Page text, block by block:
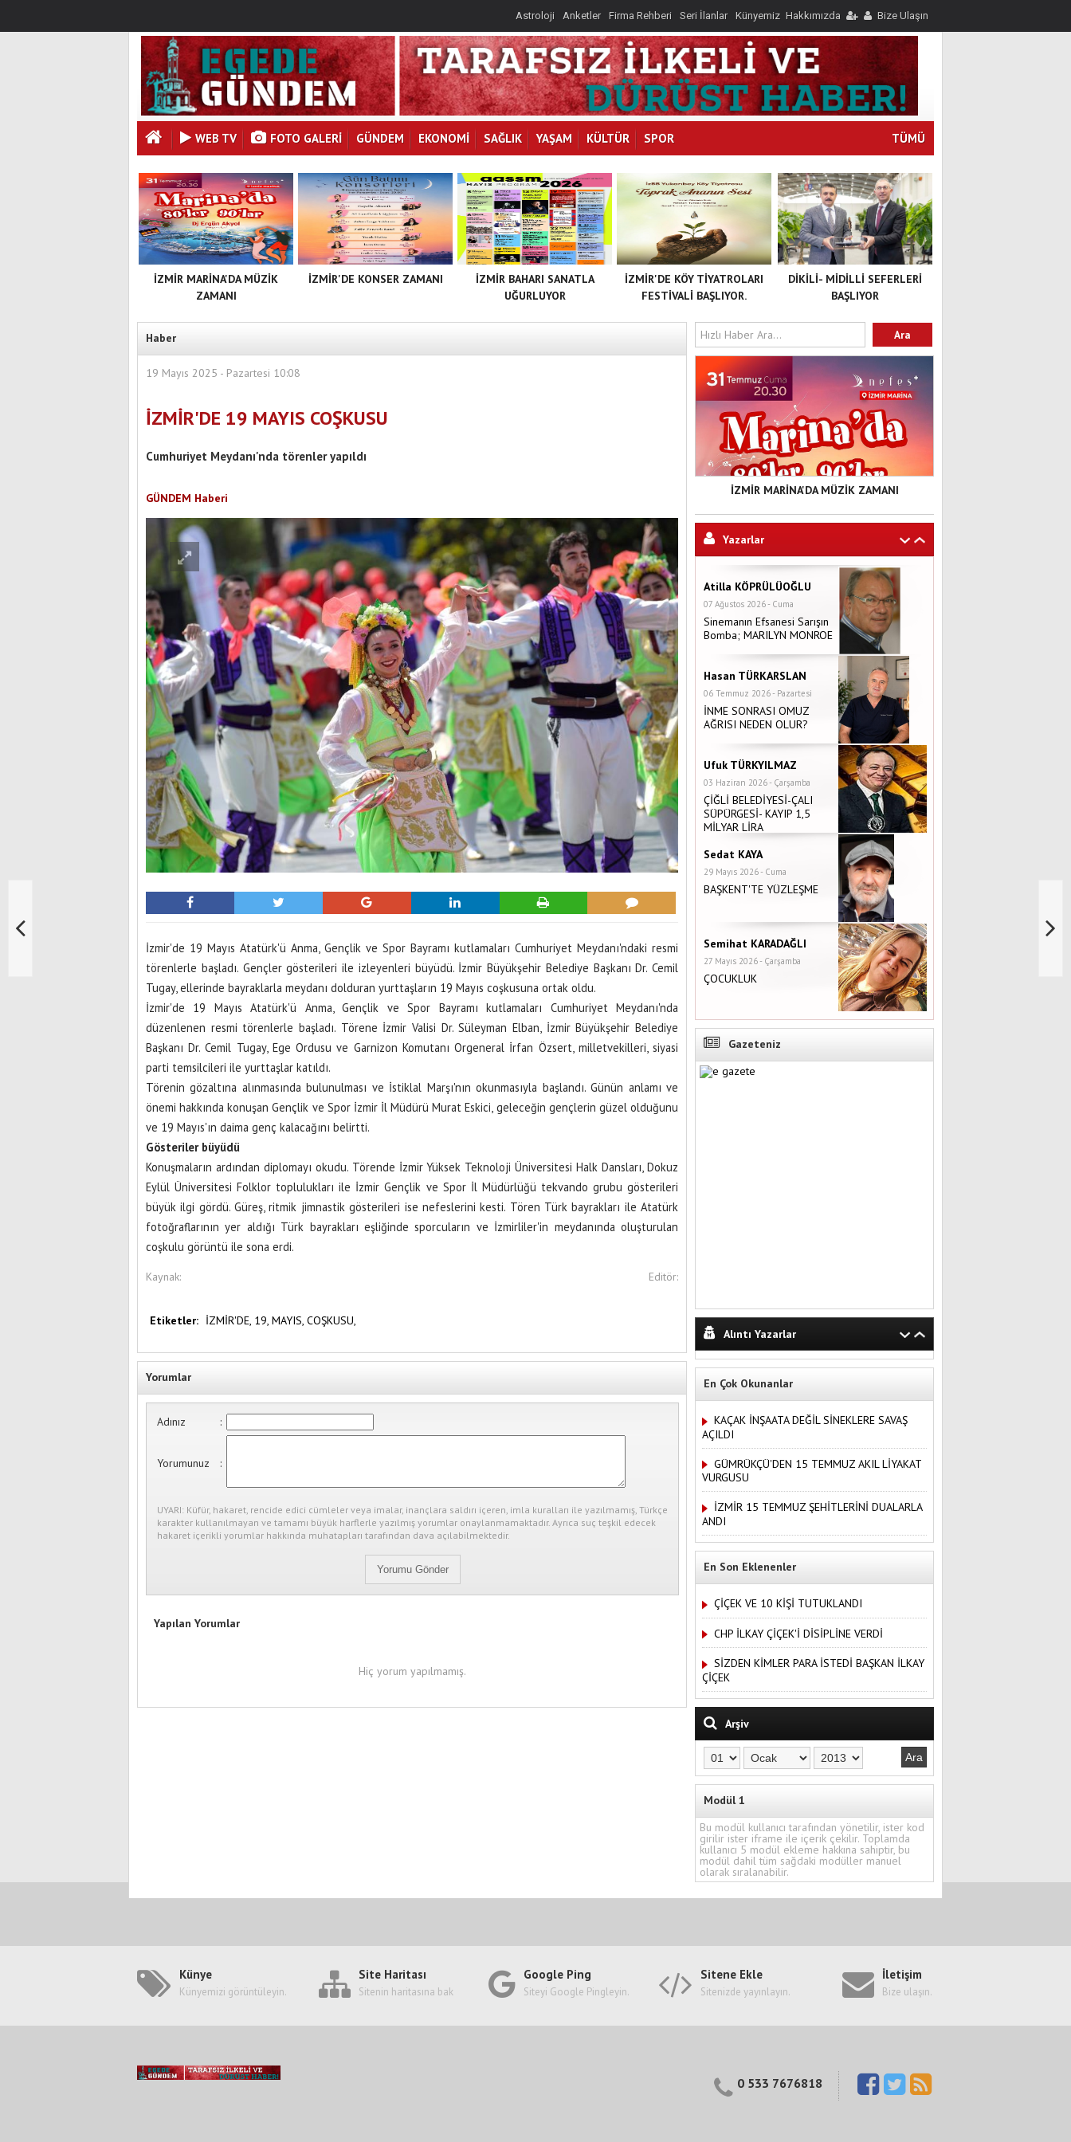
Astroloji Anketler Firma Rehberi Seri İlanlar Künyemiz Hakkımızda Bize Ulaşın
WEB TV FOTO GALERI GÜNDEM EKONOMİ SAĞLIK YAŞAM KÜLTÜR SPOR TÜMÜ
İZMİR MARİNA'DA MÜZİK
ZAMANI
İZMİR'DE KONSER ZAMANI
İZMİR BAHARI SANATLA
UĞURLUYOR
DİKİLİ- MİDİLLİ SEFERLERİ
BAŞLIYOR
İZMİR'DE KÖY TİYATROLARI
FESTİVALİ BAŞLIYOR.
Haber
19 Mayıs 2025 - Pazartesi 10:08
İZMİR'DE 19 MAYIS COŞKUSU
Cumhuriyet Meydanı'nda törenler yapıldı
GÜNDEM Haberi
İzmir'de 19 Mayıs Atatürk'ü Anma, Gençlik ve Spor Bayramı kutlamaları Cumhuriyet Meydanı'ndaki resmi
törenlerle başladı. Gençler gösterileri ile izleyenleri büyüdü. İzmir Büyükşehir Belediye Başkanı Dr. Cemil
Tugay, ellerinde bayraklarla meydanı dolduran yurttaşların 19 Mayıs coşkusuna ortak oldu.
İzmir'de 19 Mayıs Atatürk'ü Anma, Gençlik ve Spor Bayramı kutlamaları Cumhuriyet Meydanı'nda
düzenlenen resmi törenlerle başladı. Törene İzmir Valisi Dr. Süleyman Elban, İzmir Büyükşehir Belediye
Başkanı Dr. Cemil Tugay, Ege Ordusu ve Garnizon Komutanı Orgeneral İrfan Özsert, milletvekilleri, siyasi
parti temsilcileri ile yurttaşlar katıldı.
Törenin gözaltına alınmasında bulunulması ve İstiklal Marşı'nın okunmasıyla başlandı. Günün anlamı ve
önemi hakkında konuşan Gençlik ve Spor İzmir İl Müdürü Murat Eskici, geleceğin gençlerin güzel olduğunu
ve 19 Mayıs'ın daima genç kalacağını belirtti.
Gösteriler büyüdü
Konuşmaların ardından diplomayı okudu. Törende İzmir Yüksek Teknoloji Üniversitesi Halk Dansları, Dokuz
Eylül Üniversitesi Folklor toplulukları ile İzmir Gençlik ve Spor İl Müdürlüğü tekvando grubu gösterileri
büyük ilgi gördü. Güreş, ritmik jimnastik gösterileri ise nefeslerini kesti. Tören Türk bayrakları ile Atatürk
fotoğraflarının yer aldığı Türk bayrakları eşliğinde sporcuların ve İzmirliler'in meydanında oluşturulan
coşkulu görüntü ile sona erdi.
Kaynak: Editör:
Etiketler: İZMİR'DE, 19, MAYIS, COŞKUSU,
Yorumlar
Adınız :
Yorumunuz :
UYARI: Küfür, hakaret, rencide edici cümleler veya imalar, inançlara saldırı içeren, imla kuralları ile yazılmamış, Türkçe
karakter kullanılmayan ve tamamı büyük harflerle yazılmış yorumlar onaylanmamaktadır. Ayrıca suç teşkil edecek
hakaret içerikli yorumlar hakkında muhatapları tarafından dava açılabilmektedir.
Yapılan Yorumlar
Hiç yorum yapılmamış.
İZMİR MARİNA'DA MÜZİK ZAMANI
Yazarlar
Atilla KÖPRÜLÜOĞLU
07 Ağustos 2026 - Cuma
Sinemanın Efsanesi Sarışın
Bomba; MARILYN MONROE
Hasan TÜRKARSLAN
06 Temmuz 2026 - Pazartesi
İNME SONRASI OMUZ
AĞRISI NEDEN OLUR?
Ufuk TÜRKYILMAZ
03 Haziran 2026 - Çarşamba
ÇİĞLİ BELEDİYESİ-ÇALI
SÜPÜRGESİ- KAYIP 1,5
MİLYAR LİRA
Sedat KAYA
29 Mayıs 2026 - Cuma
BAŞKENT'TE YÜZLEŞME
Semihat KARADAĞLI
27 Mayıs 2026 - Çarşamba
ÇOCUKLUK
Gazeteniz
Alıntı Yazarlar
En Çok Okunanlar
KAÇAK İNŞAATA DEĞİL SİNEKLERE SAVAŞ
AÇILDI
GÜMRÜKÇÜ'DEN 15 TEMMUZ AKIL LİYAKAT
VURGUSU
İZMİR 15 TEMMUZ ŞEHİTLERİNİ DUALARLA
ANDI
En Son Eklenenler
ÇİÇEK VE 10 KİŞİ TUTUKLANDI
CHP İLKAY ÇİÇEK'İ DİSİPLİNE VERDİ
SİZDEN KİMLER PARA İSTEDİ BAŞKAN İLKAY
ÇİÇEK
Arşiv
Modül 1
Bu modül kullanıcı tarafından yönetilir, ister kod
girilir ister iframe ile içerik çekilir. Toplamda
kullanıcı 5 modül ekleme hakkına sahiptir, bu
modül dahil tüm sağdaki modüller manuel
olarak sıralanabilir.
Künye
Künyemizi görüntüleyin.
Site Haritası
Sitenin haritasına bak
Google Ping
Siteyi Google Pingleyin.
Sitene Ekle
Sitenizde yayınlayın.
İletişim
Bize ulaşın.
0 533 7676818